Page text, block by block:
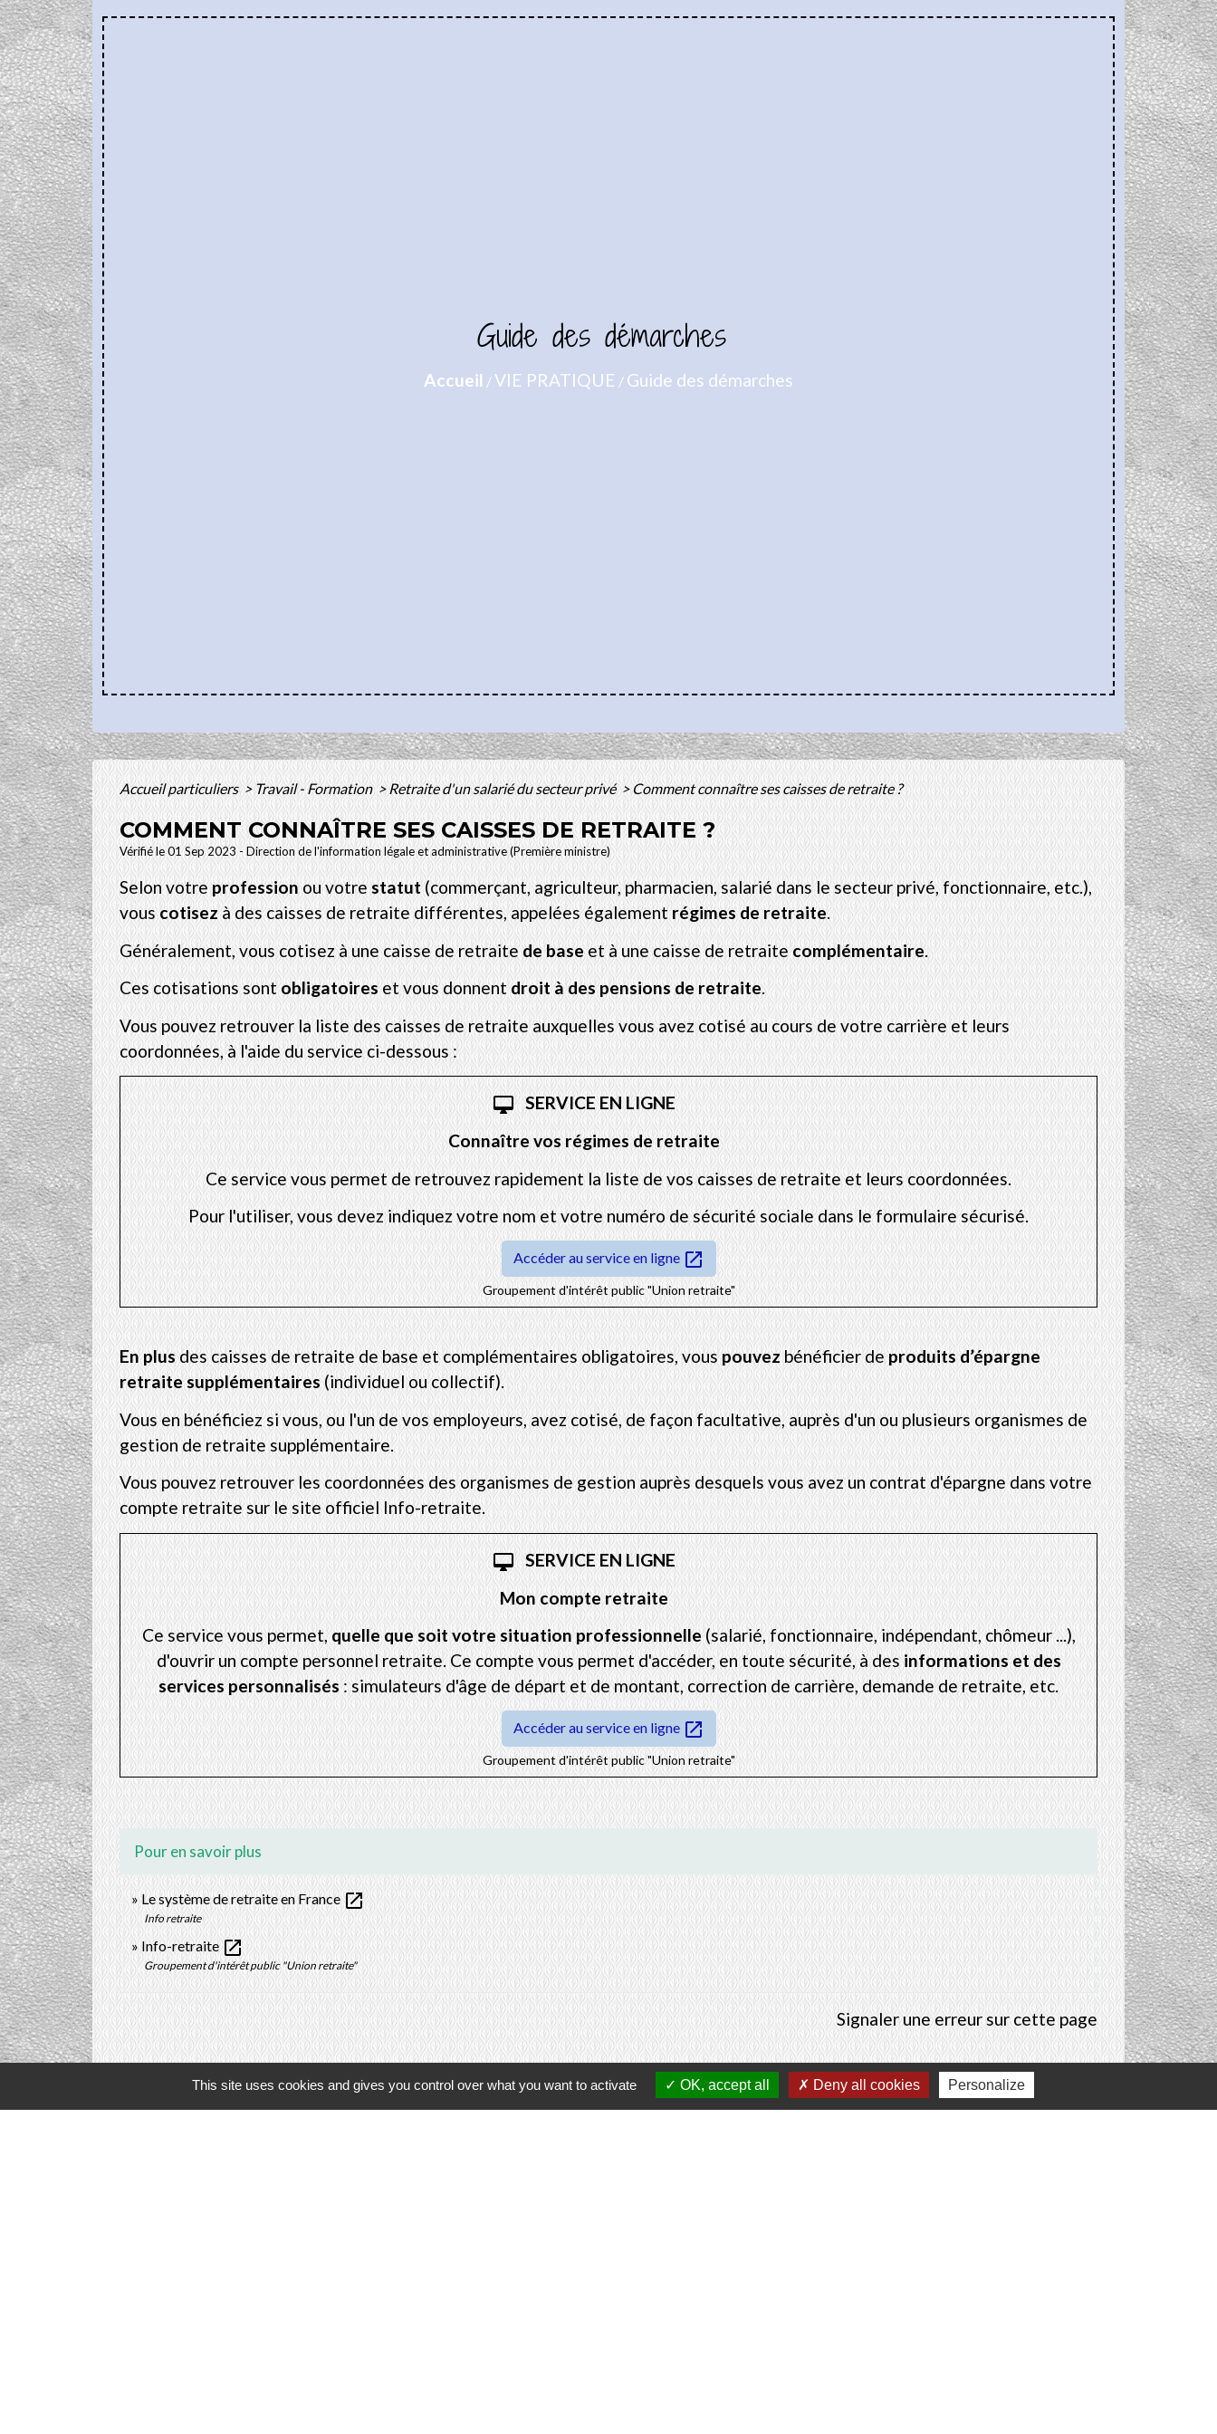
Guide des démarches
Accueil /VIE PRATIQUE / Guide des démarches
Accueil particuliers> Travail - Formation >Retraite d'un salarié du secteur privé>Comment connaître ses caisses de retraite ?
COMMENT CONNAÎTRE SES CAISSES DE RETRAITE ?
Vérifié le 01 Sep 2023 - Direction de l'information légale et administrative (Première ministre)
Selon votreprofessionou votrestatut(commerçant, agriculteur, pharmacien, salarié dans le secteur privé, fonctionnaire, etc.),
vouscotisezà des caisses de retraite différentes, appelées égalementrégimes de retraite.
Généralement, vous cotisez à une caisse de retraitede baseet à une caisse de retraitecomplémentaire.
Ces cotisations sontobligatoireset vous donnentdroit à des pensions de retraite.
Vous pouvez retrouver la liste des caisses de retraite auxquelles vous avez cotisé au cours de votre carrière et leurs
coordonnées, à l'aide du service ci-dessous :
desktop_mac SERVICE EN LIGNE
Connaître vos régimes de retraite
Ce service vous permet de retrouvez rapidement la liste de vos caisses de retraite et leurs coordonnées.
Pour l'utiliser, vous devez indiquez votre nom et votre numéro de sécurité sociale dans le formulaire sécurisé.
Accéder au service en ligne open_in_new
Groupement d'intérêt public "Union retraite"
En plusdes caisses de retraite de base et complémentaires obligatoires, vouspouvezbénéficier deproduits d’épargne
retraite supplémentaires(individuel ou collectif).
Vous en bénéficiez si vous, ou l'un de vos employeurs, avez cotisé, de façon facultative, auprès d'un ou plusieurs organismes de
gestion de retraite supplémentaire.
Vous pouvez retrouver les coordonnées des organismes de gestion auprès desquels vous avez un contrat d'épargne dans votre
compte retraite sur le site officiel Info-retraite.
desktop_mac SERVICE EN LIGNE
Mon compte retraite
Ce service vous permet,quelle que soit votre situation professionnelle(salarié, fonctionnaire, indépendant, chômeur ...),
d'ouvrir un compte personnel retraite. Ce compte vous permet d'accéder, en toute sécurité, à desinformations et des
services personnalisés: simulateurs d'âge de départ et de montant, correction de carrière, demande de retraite, etc.
Accéder au service en ligne open_in_new
Groupement d'intérêt public "Union retraite"
Pour en savoir plus
Le système de retraite en Franceopen_in_new
Info retraite
Info-retraiteopen_in_new
Groupement d'intérêt public "Union retraite"
Signaler une erreur sur cette page
This site uses cookies and gives you control over what you want to activate OK, accept all Deny all cookies Personalize